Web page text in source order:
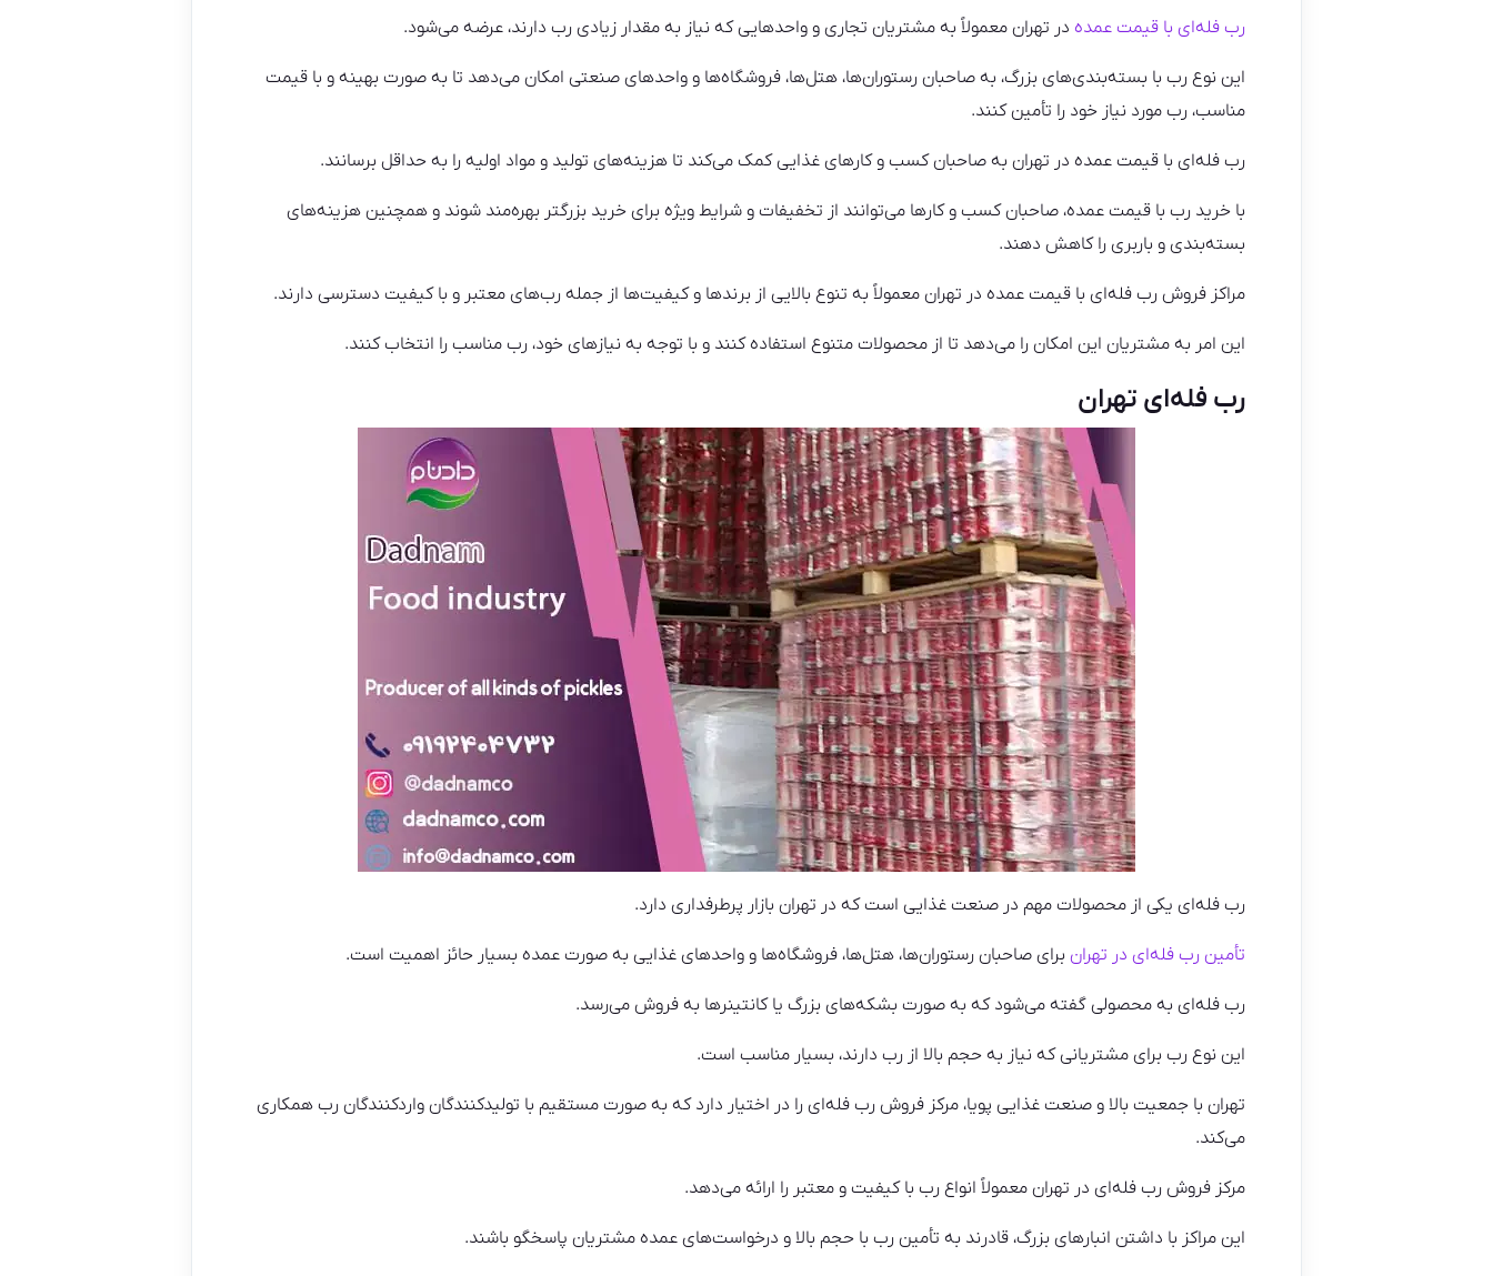
رب فله‌ای با قیمت عمده در تهران معمولاً به مشتریان تجاری و واحدهایی که نیاز به مقدار زیادی رب دارند، عرضه می‌شود.
این نوع رب با بسته‌بندی‌های بزرگ، به صاحبان رستوران‌ها، هتل‌ها، فروشگاه‌ها و واحدهای صنعتی امکان می‌دهد تا به صورت بهینه و با قیمت
مناسب، رب مورد نیاز خود را تأمین کنند.
رب فله‌ای با قیمت عمده در تهران به صاحبان کسب و کارهای غذایی کمک می‌کند تا هزینه‌های تولید و مواد اولیه را به حداقل برسانند.
با خرید رب با قیمت عمده، صاحبان کسب و کارها می‌توانند از تخفیفات و شرایط ویژه برای خرید بزرگتر بهره‌مند شوند و همچنین هزینه‌های
بسته‌بندی و باربری را کاهش دهند.
مراکز فروش رب فله‌ای با قیمت عمده در تهران معمولاً به تنوع بالایی از برندها و کیفیت‌ها از جمله رب‌های معتبر و با کیفیت دسترسی دارند.
این امر به مشتریان این امکان را می‌دهد تا از محصولات متنوع استفاده کنند و با توجه به نیازهای خود، رب مناسب را انتخاب کنند.
رب فله‌ای تهران
رب فله‌ای یکی از محصولات مهم در صنعت غذایی است که در تهران بازار پرطرفداری دارد.
تأمین رب فله‌ای در تهران برای صاحبان رستوران‌ها، هتل‌ها، فروشگاه‌ها و واحدهای غذایی به صورت عمده بسیار حائز اهمیت است.
رب فله‌ای به محصولی گفته می‌شود که به صورت بشکه‌های بزرگ یا کانتینرها به فروش می‌رسد.
این نوع رب برای مشتریانی که نیاز به حجم بالا از رب دارند، بسیار مناسب است.
تهران با جمعیت بالا و صنعت غذایی پویا، مرکز فروش رب فله‌ای را در اختیار دارد که به صورت مستقیم با تولیدکنندگان واردکنندگان رب همکاری
می‌کند.
مرکز فروش رب فله‌ای در تهران معمولاً انواع رب با کیفیت و معتبر را ارائه می‌دهد.
این مراکز با داشتن انبارهای بزرگ، قادرند به تأمین رب با حجم بالا و درخواست‌های عمده مشتریان پاسخگو باشند.